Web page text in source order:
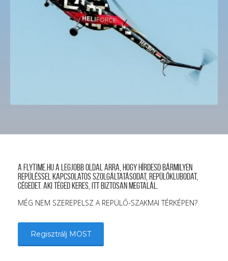
40,000Ft
A FLYTIME.HU a legjobb oldal arra, hogy hírdesd bármilyen
repüléssel kapcsolatos szolgáltatásodat, repülőklubodat,
cégedet. Aki téged keres, itt biztosan megtalál.
MÉG NEM SZEREPELSZ A REPÜLŐ-SZAKMAI TÉRKÉPEN?
Regisztrálj MOST